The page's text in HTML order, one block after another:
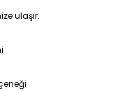
ulaşır.